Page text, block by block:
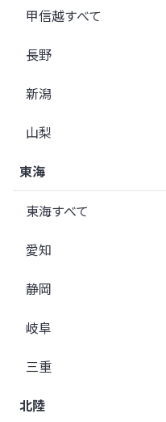
甲信越すべて
長野
新潟
山梨
東海
東海すべて
愛知
静岡
岐阜
三重
北陸